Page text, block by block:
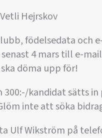
Hejrskov
födelsedata och
4 mars till e-mail
döma upp för!
300:-/kandidat sätts
inte att söka
Ulf Wikström på